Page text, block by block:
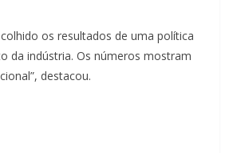
os resultados de uma política
da indústria. Os números mostram
destacou.